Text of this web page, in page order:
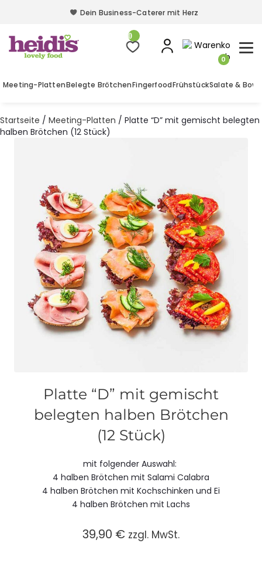
Dein Business-Caterer mit Herz
Dein Business-Caterer mit Herz
0
0
Meeting-PlattenBelegte BrötchenFingerfoodFrühstückSalate &
Startseite / Meeting-Platten / Platte “D” mit gemischt belegten
halben Brötchen (12 Stück)
Platte “D” mit gemischt
belegten halben Brötchen
(12 Stück)
mit folgender Auswahl:
4 halben Brötchen mit Salami Calabra
4 halben Brötchen mit Kochschinken und Ei
4 halben Brötchen mit Lachs
39,90 € zzgl. MwSt.